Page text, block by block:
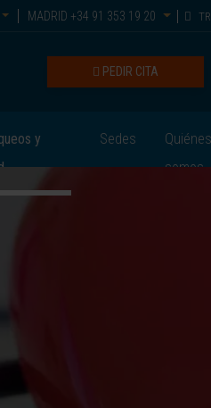
MADRID +34 91 353 19 20
PEDIR CITA
y
Sedes
Quiénes
somos